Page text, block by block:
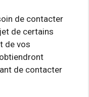
de contacter
de certains
de vos
de contacter